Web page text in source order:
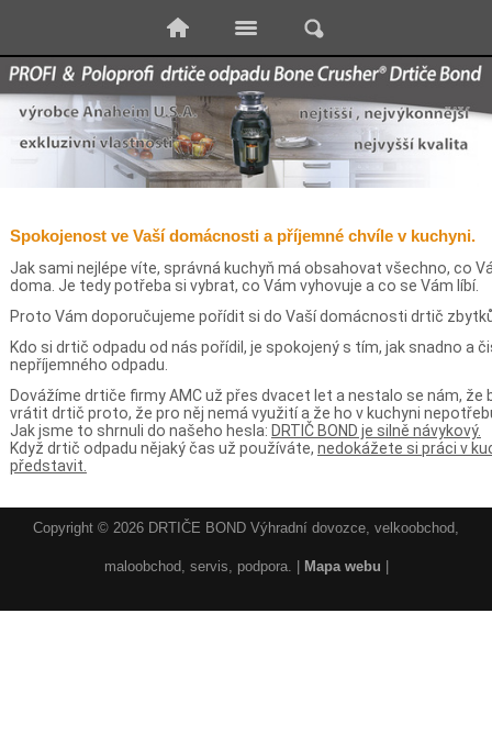
Spokojenost ve Vaší domácnosti a příjemné chvíle v kuchyni.
Jak sami nejlépe víte, správná kuchyň má obsahovat všechno, co
doma. Je tedy potřeba si vybrat, co Vám vyhovuje a co se Vám líbí.
Proto Vám doporučujeme pořídit si do Vaší domácnosti drtič
Kdo si drtič odpadu od nás pořídil, je spokojený s tím, jak snadno a
nepříjemného odpadu.
Dovážíme drtiče firmy AMC už přes dvacet let a nestalo se nám, že
vrátit drtič proto, že pro něj nemá využití a že ho v kuchyni
Jak jsme to shrnuli do našeho hesla: DRTIČ BOND je silně návykový.
Když drtič odpadu nějaký čas už používáte, nedokážete si práci v
představit.
Copyright © 2026 DRTIČE BOND Výhradní dovozce, velkoobchod,
maloobchod, servis, podpora. | Mapa webu